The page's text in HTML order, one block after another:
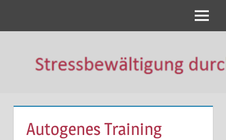
Autogenes Training